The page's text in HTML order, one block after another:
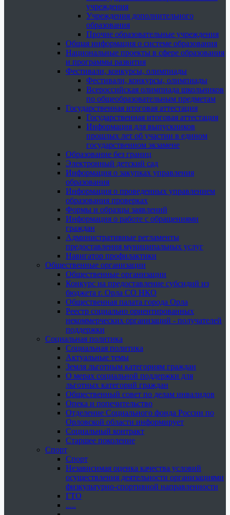
учреждения
Учреждения дополнительного
образования
Прочие образовательные учреждения
Общая информация о системе образования
Национальные проекты в сфере образования
и программы развития
Фестивали, конкурсы, олимпиады
Фестивали, конкурсы, олимпиады
Всероссийская олимпиада школьников
по общеобразовательным предметам
Государственная итоговая аттестация
Государственная итоговая аттестация
Информация для выпускников
прошлых лет об участии в едином
государственном экзамене
Образование без границ
Электронный детский сад
Информация о закупках управления
образования
Информация о проведенных управлением
образования проверках
Формы и образцы заявлений
Информация о работе с обращениями
граждан
Административные регламенты
предоставления муниципальных услуг
Навигатор профилактики
Общественные организации
Общественные организации
Конкурс на предоставление субсидий из
бюджета г. Орла СО НКО
Общественная палата города Орла
Реестр социально ориентированных
некоммерческих организаций - получателей
поддержки
Социальная политика
Социальная политика
Актуальные темы
Земля льготным категориям граждан
О мерах социальной поддержки для
льготных категорий граждан
Общественный совет по делам инвалидов
Опека и попечительство
Отделение Социального фонда России по
Орловской области информирует
Социальный контракт
Старшее поколение
Спорт
Спорт
Независимая оценка качества условий
осуществления деятельности организациями
физкультурно-спортивной направленности
ГТО
.....